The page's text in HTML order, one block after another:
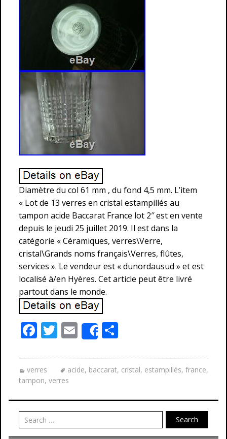
Diamètre du col 61 mm , du fond 4,5 mm. L’item
« Lot de 13 verres en cristal estampillés au
tampon acide Baccarat France lot 2″ est en vente
depuis le jeudi 25 juillet 2019. Il est dans la
catégorie « Céramiques, verres\Verre,
cristal\Grands noms français\Verres, flûtes,
services ». Le vendeur est « dunordausud » et est
localisé à/en Hyères. Cet article peut être livré
partout dans le monde.
F
e
b
o
o
k
T
itt
er
E
m
ai
l
Share
ta
g
er
verres acide, baccarat, cristal, estampillés, france,
tampon, verres
Search